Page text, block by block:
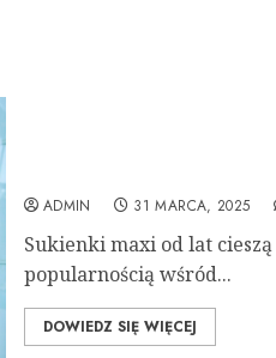
ADMIN 31 MARCA, 2025
Sukienki maxi od lat cieszą
popularnością wśród...
DOWIEDZ SIĘ WIĘCEJ